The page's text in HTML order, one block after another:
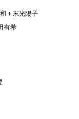
＋末光陽子
有希